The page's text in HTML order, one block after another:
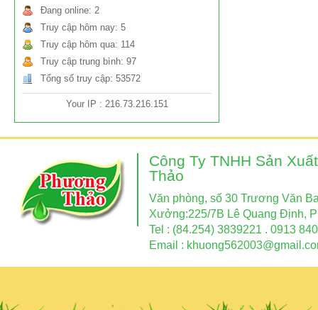
Đang online: 2
Truy cập hôm nay: 5
Truy cập hôm qua: 114
Truy cập trung bình: 97
Tổng số truy cập: 53572
Your IP : 216.73.216.151
Công Ty TNHH Sản
Thảo
Văn phòng, số 30 Trương Văn
Xưởng:225/7B Lê Quang Định,
Tel : (84.254) 3839221 . 0913
Email :